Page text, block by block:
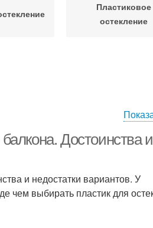
Пластиковое
остекление
Достоинства и
и недостатки вариантов. У
чем выбирать пластик для